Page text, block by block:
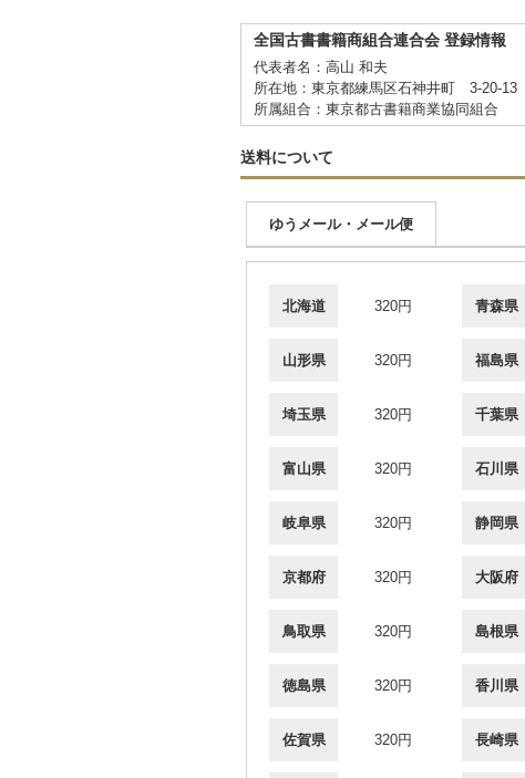
全国古書書籍商組合連合会 登録情報
代表者名：高山 和夫
所在地：東京都練馬区石神井町 3-20-13
所属組合：東京都古書籍商業協同組合
送料について
ゆうメール・メール便
北海道 320円 青森県
山形県 320円 福島県
埼玉県 320円 千葉県
富山県 320円 石川県
岐阜県 320円 静岡県
京都府 320円 大阪府
鳥取県 320円 島根県
徳島県 320円 香川県
佐賀県 320円 長崎県